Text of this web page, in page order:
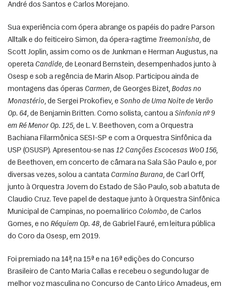
André dos Santos e Carlos Morejano.
Sua experiência com ópera abrange os papéis do padre Parson
Alltalk e do feiticeiro Simon, da ópera-ragtime Treemonisha, de
Scott Joplin, assim como os de Junkman e Herman Augustus, na
opereta Candide, de Leonard Bernstein, desempenhados junto à
Osesp e sob a regência de Marin Alsop. Participou ainda de
montagens das óperas Carmen, de Georges Bizet, Bodas no
Monastério, de Sergei Prokofiev, e Sonho de Uma Noite de Verão
Op. 64, de Benjamin Britten. Como solista, cantou a Sinfonia nº 9
em Ré Menor Op. 125, de L. V. Beethoven, com a Orquestra
Bachiana Filarmônica SESI-SP e com a Orquestra Sinfônica da
USP (OSUSP). Apresentou-se nas 12 Canções Escocesas WoO 156,
de Beethoven, em concerto de câmara na Sala São Paulo e, por
diversas vezes, solou a cantata Carmina Burana, de Carl Orff,
junto à Orquestra Jovem do Estado de São Paulo, sob a batuta de
Claudio Cruz. Teve papel de destaque junto à Orquestra Sinfônica
Municipal de Campinas, no poema lírico Colombo, de Carlos
Gomes, e no Réquiem Op. 48, de Gabriel Fauré, em leitura pública
do Coro da Osesp, em 2019.
Foi premiado na 14ª, na 15ª e na 16ª edições do Concurso
Brasileiro de Canto Maria Callas e recebeu o segundo lugar de
melhor voz masculina no Concurso de Canto Lírico Amadeus, em